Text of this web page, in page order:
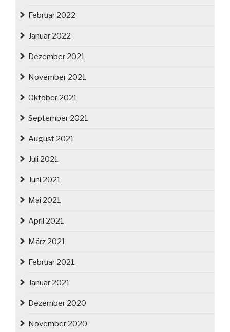
Februar 2022
Januar 2022
Dezember 2021
November 2021
Oktober 2021
September 2021
August 2021
Juli 2021
Juni 2021
Mai 2021
April 2021
März 2021
Februar 2021
Januar 2021
Dezember 2020
November 2020